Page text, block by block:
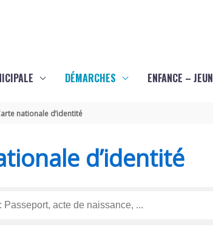
DÉMARCHES ENFANCE –
nationale d’identité
d’identité